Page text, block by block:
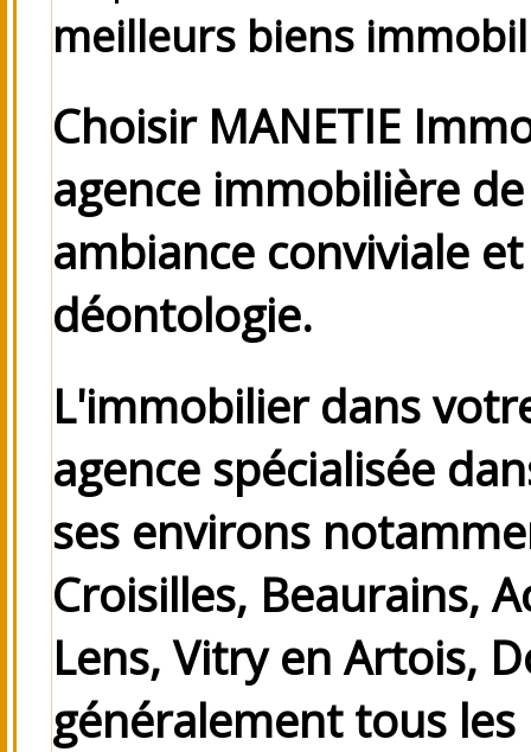
meilleurs biens
Choisir MANETIE
agence immobilière
ambiance conviviale
déontologie.
L'immobilier dans
agence spécialisée
ses environs
Croisilles, Beaurains,
Lens, Vitry en Artois,
généralement tous les